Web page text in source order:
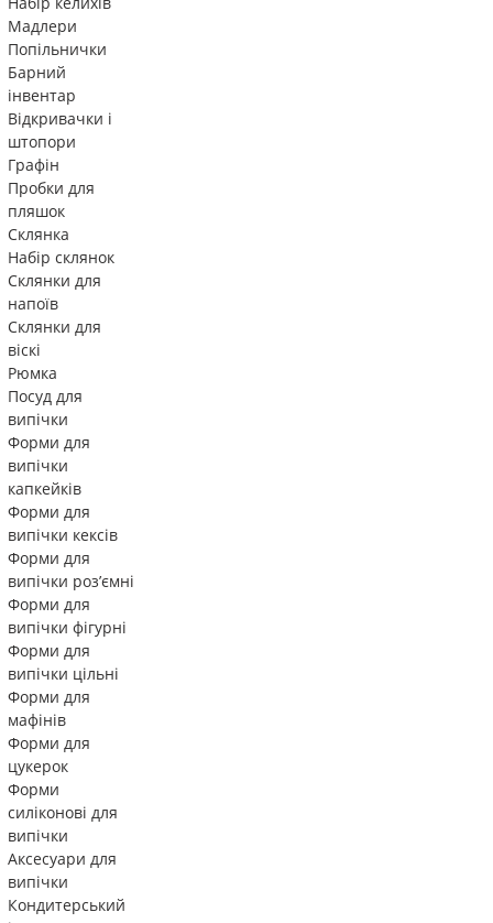
Мадлери
Попільнички
Барний
інвентар
Відкривачки і
штопори
Графін
Пробки для
пляшок
Склянка
Набір склянок
Склянки для
напоїв
Склянки для
віскі
Рюмка
Посуд для
випічки
Форми для
випічки
капкейків
Форми для
випічки кексів
Форми для
випічки роз’ємні
Форми для
випічки фігурні
Форми для
випічки цільні
Форми для
мафінів
Форми для
цукерок
Форми
силіконові для
випічки
Аксесуари для
випічки
Кондитерський